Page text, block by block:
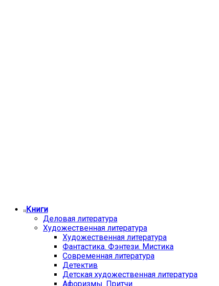
Книги
Деловая литература
Художественная литература
Художественная литература
Фантастика. Фэнтези. Мистика
Современная литература
Детектив
Детская художественная литература
Афоризмы. Притчи